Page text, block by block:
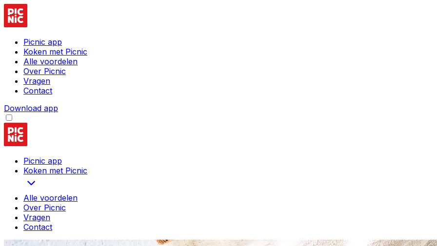
Picnic app
Koken met Picnic
Alle voordelen
Over Picnic
Vragen
Contact
Download app
Picnic app
Koken met Picnic
Alle voordelen
Over Picnic
Vragen
Contact